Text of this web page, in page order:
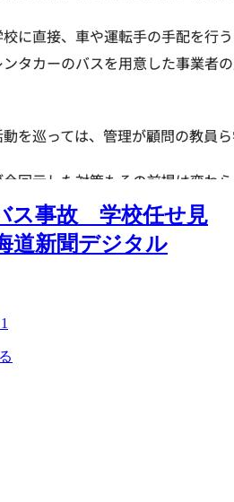
ス事故 学校任せ見
道新聞デジタル
1